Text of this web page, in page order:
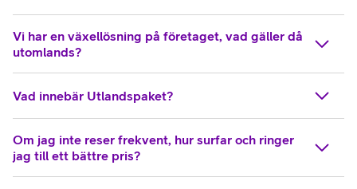
Vi har en växellösning på företaget, vad gäller då
utomlands?
Vad innebär Utlandspaket?
Om jag inte reser frekvent, hur surfar och ringer
jag till ett bättre pris?